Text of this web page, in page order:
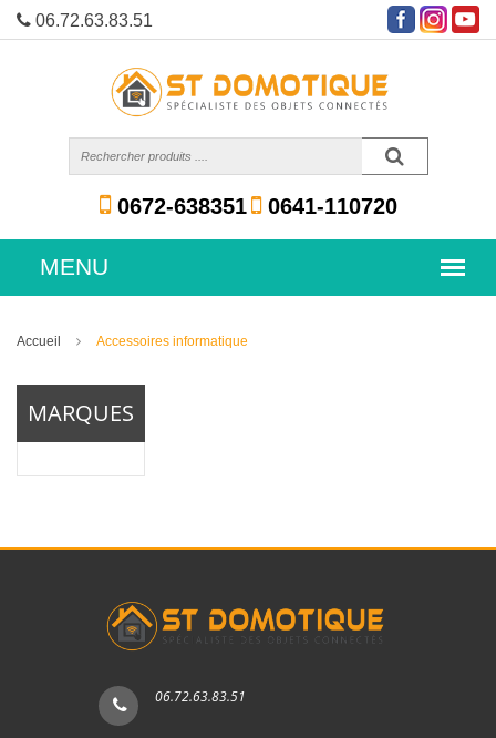
06.72.63.83.51
0672-638351 0641-110720
Accueil Accessoires informatique
MARQUES
06.72.63.83.51